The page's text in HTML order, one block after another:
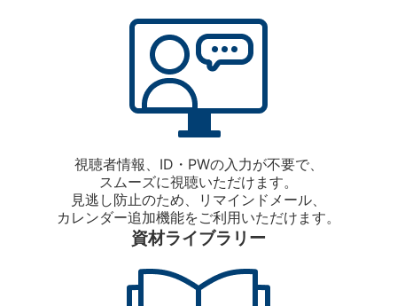
視聴者情報、ID・PWの入力が不要で、
スムーズに視聴いただけます。
見逃し防止のため、リマインドメール、
カレンダー追加機能をご利用いただけます。
資材ライブラリー